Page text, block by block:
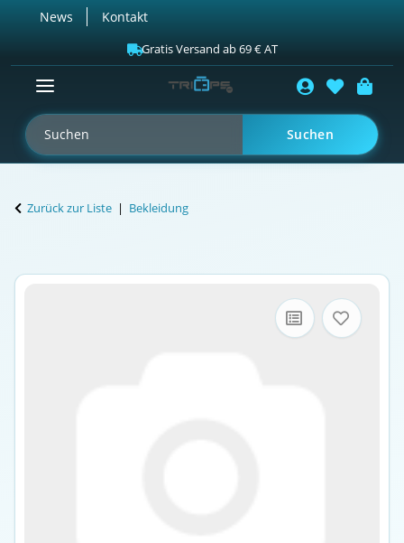
News Kontakt
Gratis Versand ab 69 € AT
Suchen
Zurück zur Liste Bekleidung